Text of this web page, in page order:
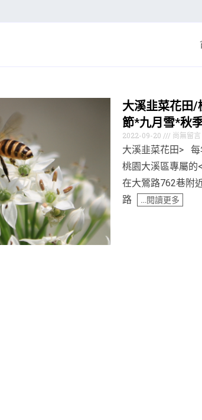
大溪韭菜花田/
節*九月雪*秋
2022-09-20 尚無留言
大溪韭菜花田> 每
桃園大溪區專屬的
在大鶯路762巷附
路
…閱讀更多